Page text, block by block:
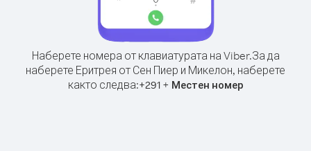
Наберете номера от клавиатурата на Viber.За да
наберете Еритрея от Сен Пиер и Микелон, наберете
както следва:+291+ Местен номер